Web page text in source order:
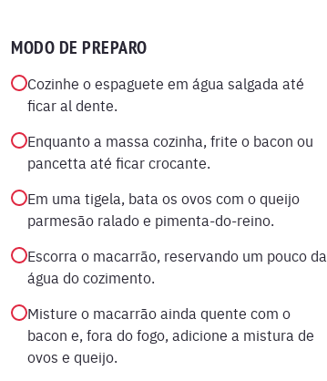
MODO DE PREPARO
Cozinhe o espaguete em água salgada até
ficar al dente.
Enquanto a massa cozinha, frite o bacon ou
pancetta até ficar crocante.
Em uma tigela, bata os ovos com o queijo
parmesão ralado e pimenta-do-reino.
Escorra o macarrão, reservando um pouco da
água do cozimento.
Misture o macarrão ainda quente com o
bacon e, fora do fogo, adicione a mistura de
ovos e queijo.